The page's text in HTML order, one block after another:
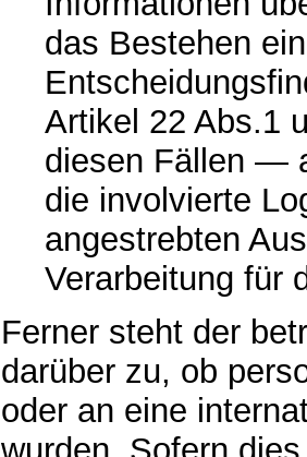
das Bestehen
Artikel 22 Abs.1
diesen Fällen —
die involvierte
angestrebten
Verarbeitung für
Ferner steht der
darüber zu, ob
oder an eine